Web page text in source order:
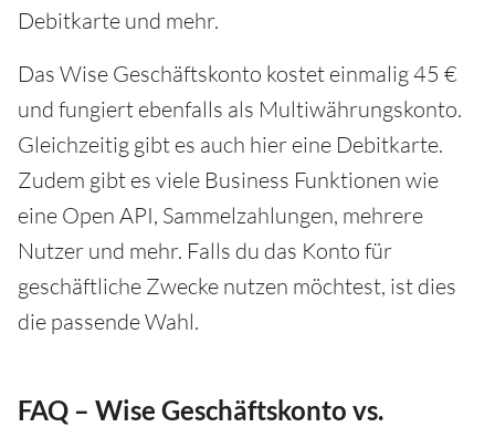
Debitkarte und mehr.
Das Wise Geschäftskonto kostet einmalig 45 €
und fungiert ebenfalls als Multiwährungskonto.
Gleichzeitig gibt es auch hier eine Debitkarte.
Zudem gibt es viele Business Funktionen wie
eine Open API, Sammelzahlungen, mehrere
Nutzer und mehr. Falls du das Konto für
geschäftliche Zwecke nutzen möchtest, ist dies
die passende Wahl.
FAQ – Wise Geschäftskonto vs.